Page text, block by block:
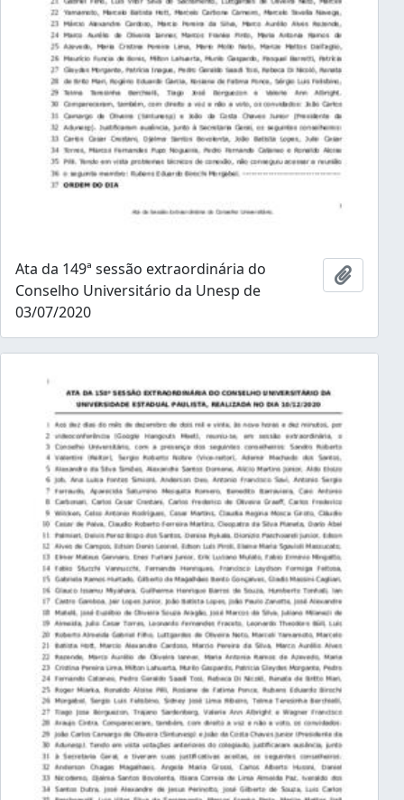
Ata da 149ª sessão extraordinária do
Conselho Universitário da Unesp de
03/07/2020